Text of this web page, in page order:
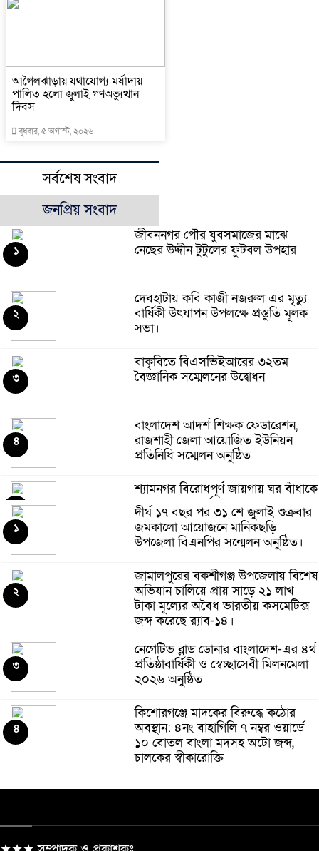
আগৈলঝাড়ায় যথাযোগ্য মর্যাদায়
পালিত হলো জুলাই গণঅভ্যুত্থান
দিবস
বুধবার, ৫ অগাস্ট, ২০২৬
সর্বশেষ সংবাদ
জনপ্রিয় সংবাদ
জীবননগর পৌর যুবসমাজের মাঝে
নেছের উদ্দীন টুটুলের ফুটবল উপহার
১
দেবহাটায় কবি কাজী নজরুল এর মৃত্যু
বার্ষিকী উৎযাপন উপলক্ষে প্রস্তুতি মূলক
সভা।
২
বাকৃবিতে বিএসভিইআরের ৩২তম
বৈজ্ঞানিক সম্মেলনের উদ্বোধন
৩
বাংলাদেশ আদর্শ শিক্ষক ফেডারেশন,
রাজশাহী জেলা আয়োজিত ইউনিয়ন
প্রতিনিধি সম্মেলন অনুষ্ঠিত
৪
শ্যামনগর বিরোধপূর্ণ জায়গায় ঘর বাঁধাকে
কেন্দ্র করে সংঘর্ষ: আহত ৫
৫
রাষ্ট্রবিরোধী তৎপরতার অভিযোগে
পবিপ্রবির শিক্ষকদের তদন্তে প্রশাসন
৬
ঝিনাইদহের ঝুকিপূর্ণ মোড়ে অবস্থিত
বিকৃত ভাস্কর্য অপসারণ নিয়ে আবারো
চক্রান্ত
উৎপাদন বাড়াতে না পারলে দেশের
৮
ভারতীয় তরুণীর আপত্তিকর ভিডিও
ছড়িয়ে ব্ল্যাকমেইল, জামালপুরে
৯
সহকারী রাশেদ খান “জামায়াত-
১০
দীর্ঘ ১৭ বছর পর ৩১ শে জুলাই শুক্রবার
জমকালো আয়োজনে মানিকছড়ি
উপজেলা বিএনপির সন্মেলন অনুষ্ঠিত।
১
জামালপুরের বকশীগঞ্জ উপজেলায় বিশেষ
অভিযান চালিয়ে প্রায় সাড়ে ২১ লাখ
টাকা মূল্যের অবৈধ ভারতীয় কসমেটিক্স
জব্দ করেছে র‌্যাব-১৪।
২
নেগেটিভ ব্লাড ডোনার বাংলাদেশ-এর ৪র্থ
প্রতিষ্ঠাবার্ষিকী ও স্বেচ্ছাসেবী মিলনমেলা
২০২৬ অনুষ্ঠিত
৩
কিশোরগঞ্জে মাদকের বিরুদ্ধে কঠোর
অবস্থান: ৪নং বাহাগিলি ৭ নম্বর ওয়ার্ডে
১০ বোতল বাংলা মদসহ অটো জব্দ,
চালকের স্বীকারোক্তি
৪
কালিগঞ্জে মাদকবিরোধী বিশেষ অভিযান: